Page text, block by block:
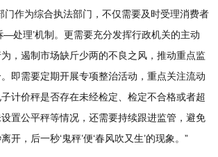
作为综合执法部门，不仅需要及时受理消费者
—处理’机制。更需要充分发挥行政机关的主动
，遏制市场缺斤少两的不良之风，推动重点监
即需要定期开展专项整治活动，重点关注流动
计价秤是否存在未经检定、检定不合格或者超
置公平秤等情况，还需要持续跟进监管，避免
开，后一秒‘鬼秤’便‘春风吹又生’的现象。”